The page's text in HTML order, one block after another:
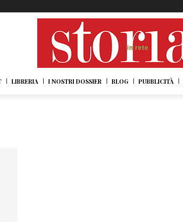
LIBRERIA I NOSTRI DOSSIER BLOG PUBBLICITÀ